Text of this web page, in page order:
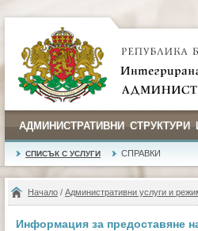
АДМИНИСТРАТИВНИ
СПИСЪК С УСЛУГИ СПРАВКИ
Начало / Административни услуги и
Информация за предоставяне